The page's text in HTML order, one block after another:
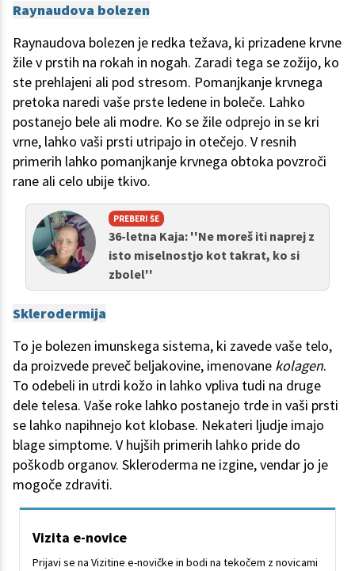
Raynaudova bolezen
Raynaudova bolezen je redka težava, ki prizadene krvne
žile v prstih na rokah in nogah. Zaradi tega se zožijo, ko
ste prehlajeni ali pod stresom. Pomanjkanje krvnega
pretoka naredi vaše prste ledene in boleče. Lahko
postanejo bele ali modre. Ko se žile odprejo in se kri
vrne, lahko vaši prsti utripajo in otečejo. V resnih
primerih lahko pomanjkanje krvnega obtoka povzroči
rane ali celo ubije tkivo.
PREBERI ŠE
36-letna Kaja: ''Ne moreš iti naprej z
isto miselnostjo kot takrat, ko si
zbolel''
Sklerodermija
To je bolezen imunskega sistema, ki zavede vaše telo,
da proizvede preveč beljakovine, imenovane kolagen.
To odebeli in utrdi kožo in lahko vpliva tudi na druge
dele telesa. Vaše roke lahko postanejo trde in vaši prsti
se lahko napihnejo kot klobase. Nekateri ljudje imajo
blage simptome. V hujših primerih lahko pride do
poškodb organov. Skleroderma ne izgine, vendar jo je
mogoče zdraviti.
Vizita e-novice
Prijavi se na Vizitine e-novičke in bodi na tekočem z novicami